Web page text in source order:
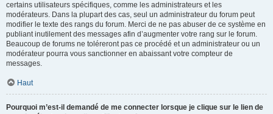
certains utilisateurs spécifiques, comme les administrateurs et les
modérateurs. Dans la plupart des cas, seul un administrateur du forum peut
modifier le texte des rangs du forum. Merci de ne pas abuser de ce système en
publiant inutilement des messages afin d’augmenter votre rang sur le forum.
Beaucoup de forums ne toléreront pas ce procédé et un administrateur ou un
modérateur pourra vous sanctionner en abaissant votre compteur de
messages.
Haut
Pourquoi m’est-il demandé de me connecter lorsque je clique sur le lien de